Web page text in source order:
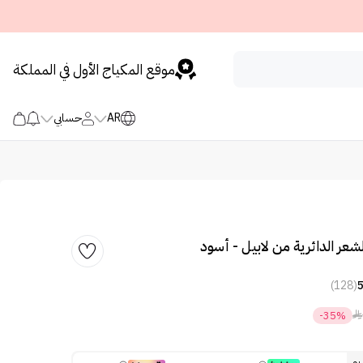
موقع المكياج الأول في المملكة
AR حسابي
الدائرية من لابيل - أسود
5
(128)

-35%